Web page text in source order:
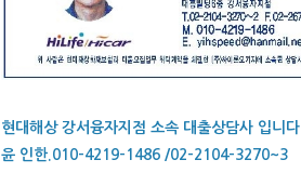
현대해상 강서융자지점 소속 대출상담사 입니다
윤 인한.010-4219-1486 /02-2104-3270~3